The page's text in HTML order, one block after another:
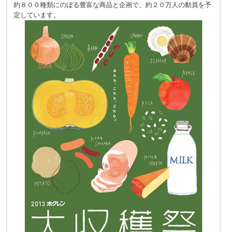
約８００種類にのぼる豊富な商品と企画で、約２０万人の動員を予
定しています。